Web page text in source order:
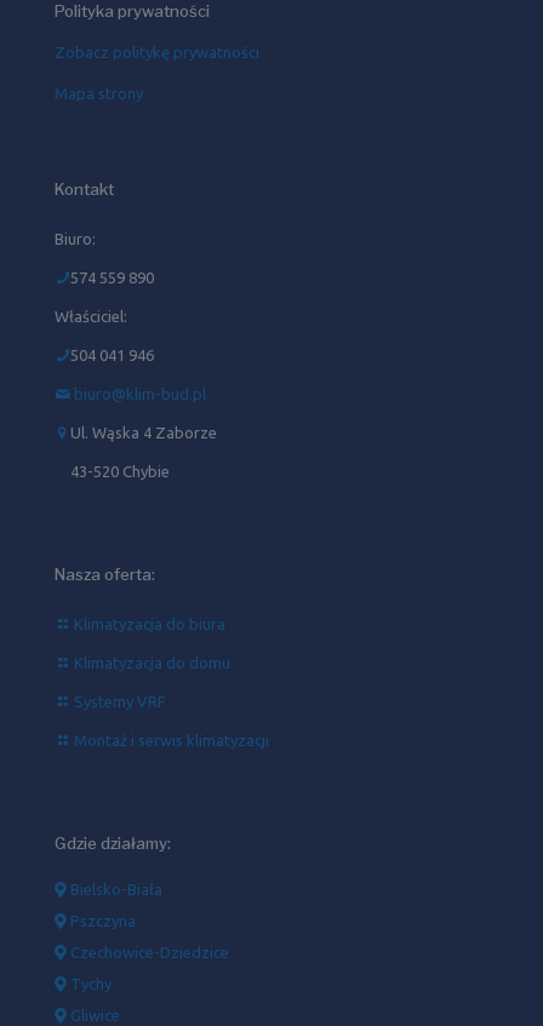
Polityka prywatności
Zobacz politykę prywatności
Mapa strony
Kontakt
Biuro:
574 559 890
Właściciel:
504 041 946‬
biuro@klim-bud.pl
Ul. Wąska 4 Zaborze
43-520 Chybie
Nasza oferta:
Klimatyzacja do biura
Klimatyzacja do domu
Systemy VRF
Montaż i serwis klimatyzacji
Gdzie działamy:
Bielsko-Biała
Pszczyna
Czechowice-Dziedzice
Tychy
Gliwice